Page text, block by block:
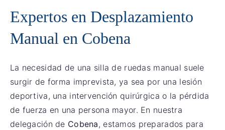
Expertos en Desplazamiento
Manual en Cobena
La necesidad de una silla de ruedas manual suele
surgir de forma imprevista, ya sea por una lesión
deportiva, una intervención quirúrgica o la pérdida
de fuerza en una persona mayor. En nuestra
delegación de Cobena, estamos preparados para